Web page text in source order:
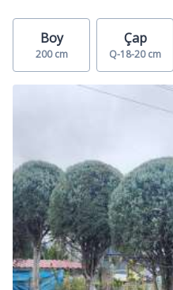
Boy
200 cm
Çap
Q-18-20 cm